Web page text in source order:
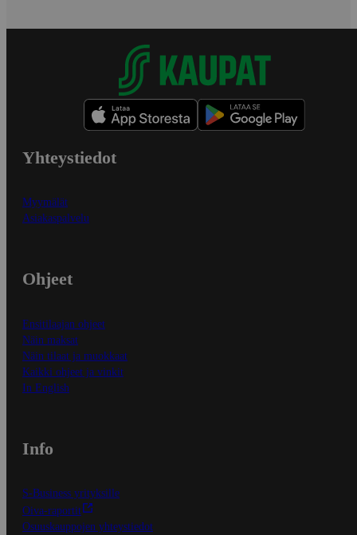
Yhteystiedot
Myymälät
Asiakaspalvelu
Ohjeet
Ensitilaajan ohjeet
Näin maksat
Näin tilaat ja muokkaat
Kaikki ohjeet ja vinkit
In English
Info
S-Business yrityksille
Oiva-raportit
Osuuskauppojen yhteystiedot